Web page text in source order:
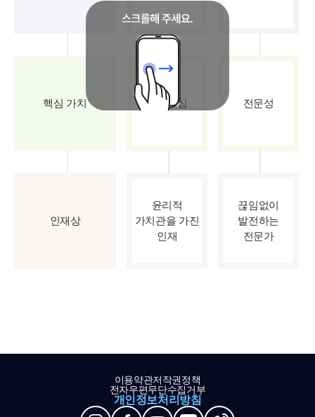
핵심 가치 파트너십 전문성
인재상
윤리적
가치관을 가진
인재
끊임없이
발전하는
전문가
이용약관저작권정책
전자우편무단수집거부
개인정보처리방침